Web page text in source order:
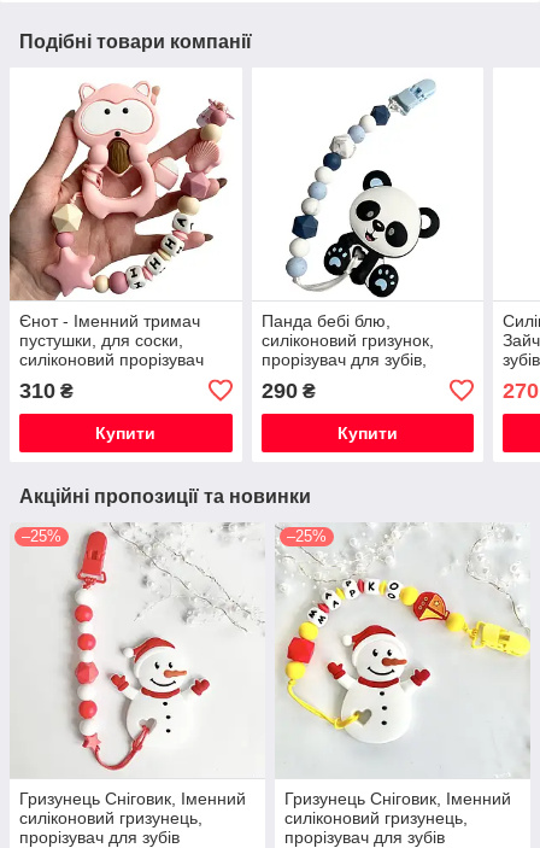
Подібні товари компанії
Єнот - Іменний тримач
пустушки, для соски,
силіконовий прорізувач
310 ₴
Купити
Панда бебі блю,
силіконовий гризунок,
прорізувач для зубів,
290₴
Купити
270
Акційні пропозиції та новинки
–25%
Гризунець Сніговик, Іменний
силіконовий гризунець,
прорізувач для зубів
–25%
Гризунець Сніговик, Іменний
силіконовий гризунець,
прорізувач для зубів